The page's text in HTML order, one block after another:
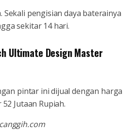
Sekali pengisian daya baterainya
sekitar 14 hari.
Ultimate Design Master
pintar ini dijual dengan harga
Jutaan Rupiah.